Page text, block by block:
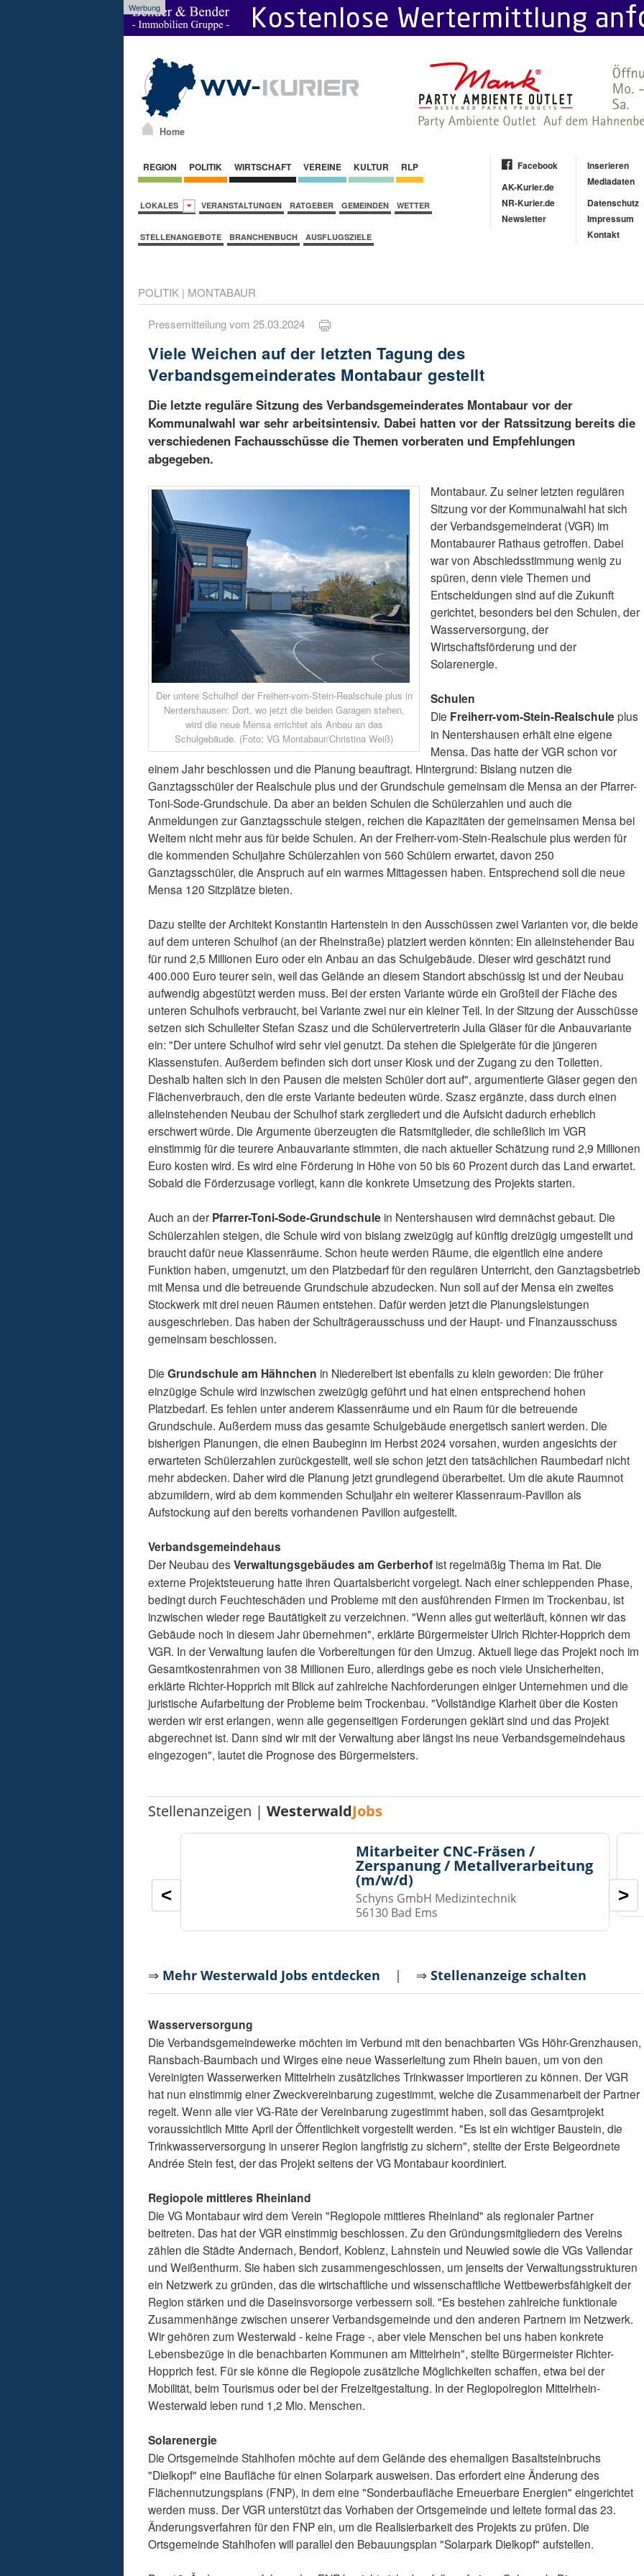
Werbung
Home
REGION POLITIK WIRTSCHAFT VEREINE KULTUR RLP
LOKALES VERANSTALTUNGEN RATGEBER GEMEINDEN WETTER
STELLENANGEBOTE BRANCHENBUCH AUSFLUGSZIELE
Facebook
AK-Kurier.de
NR-Kurier.de
Newsletter
Inserieren
Mediadaten
Datenschutz
Impressum
Kontakt
POLITIK | MONTABAUR
Pressemitteilung vom 25.03.2024
Viele Weichen auf der letzten Tagung des
Verbandsgemeinderates Montabaur gestellt
Die letzte reguläre Sitzung des Verbandsgemeinderates Montabaur vor der
Kommunalwahl war sehr arbeitsintensiv. Dabei hatten vor der Ratssitzung bereits die
verschiedenen Fachausschüsse die Themen vorberaten und Empfehlungen
abgegeben.
Der untere Schulhof der Freiherr-vom-Stein-Realschule plus in
Nentershausen: Dort, wo jetzt die beiden Garagen stehen,
wird die neue Mensa errichtet als Anbau an das
Schulgebäude. (Foto: VG Montabaur/Christina Weiß)
Montabaur. Zu seiner letzten regulären
Sitzung vor der Kommunalwahl hat sich
der Verbandsgemeinderat (VGR) im
Montabaurer Rathaus getroffen. Dabei
war von Abschiedsstimmung wenig zu
spüren, denn viele Themen und
Entscheidungen sind auf die Zukunft
gerichtet, besonders bei den Schulen, der
Wasserversorgung, der
Wirtschaftsförderung und der
Solarenergie.
Schulen
Die Freiherr-vom-Stein-Realschuleplus
in Nentershausen erhält eine eigene
Mensa. Das hatte der VGR schon vor
einem Jahr beschlossen und die Planung beauftragt. Hintergrund: Bislang nutzen die
Ganztagsschüler der Realschule plus und der Grundschule gemeinsam die Mensa an der Pfarrer-
Toni-Sode-Grundschule. Da aber an beiden Schulen die Schülerzahlen und auch die
Anmeldungen zur Ganztagsschule steigen, reichen die Kapazitäten der gemeinsamen Mensa bei
Weitem nicht mehr aus für beide Schulen. An der Freiherr-vom-Stein-Realschule plus werden für
die kommenden Schuljahre Schülerzahlen von 560 Schülern erwartet, davon 250
Ganztagsschüler, die Anspruch auf ein warmes Mittagessen haben. Entsprechend soll die neue
Mensa 120 Sitzplätze bieten.
Dazu stellte der Architekt Konstantin Hartenstein in den Ausschüssen zwei Varianten vor, die beide
auf dem unteren Schulhof (an der Rheinstraße) platziert werden könnten: Ein alleinstehender Bau
für rund 2,5 Millionen Euro oder ein Anbau an das Schulgebäude. Dieser wird geschätzt rund
400.000 Euro teurer sein, weil das Gelände an diesem Standort abschüssig ist und der Neubau
aufwendig abgestützt werden muss. Bei der ersten Variante würde ein Großteil der Fläche des
unteren Schulhofs verbraucht, bei Variante zwei nur ein kleiner Teil. In der Sitzung der Ausschüsse
setzen sich Schulleiter Stefan Szasz und die Schülervertreterin Julia Gläser für die Anbauvariante
ein: "Der untere Schulhof wird sehr viel genutzt. Da stehen die Spielgeräte für die jüngeren
Klassenstufen. Außerdem befinden sich dort unser Kiosk und der Zugang zu den Toiletten.
Deshalb halten sich in den Pausen die meisten Schüler dort auf", argumentierte Gläser gegen den
Flächenverbrauch, den die erste Variante bedeuten würde. Szasz ergänzte, dass durch einen
alleinstehenden Neubau der Schulhof stark zergliedert und die Aufsicht dadurch erheblich
erschwert würde. Die Argumente überzeugten die Ratsmitglieder, die schließlich im VGR
einstimmig für die teurere Anbauvariante stimmten, die nach aktueller Schätzung rund 2,9 Millionen
Euro kosten wird. Es wird eine Förderung in Höhe von 50 bis 60 Prozent durch das Land erwartet.
Sobald die Förderzusage vorliegt, kann die konkrete Umsetzung des Projekts starten.
Auch an der Pfarrer-Toni-Sode-Grundschule in Nentershausen wird demnächst gebaut. Die
Schülerzahlen steigen, die Schule wird von bislang zweizügig auf künftig dreizügig umgestellt und
braucht dafür neue Klassenräume. Schon heute werden Räume, die eigentlich eine andere
Funktion haben, umgenutzt, um den Platzbedarf für den regulären Unterricht, den Ganztagsbetrieb
mit Mensa und die betreuende Grundschule abzudecken. Nun soll auf der Mensa ein zweites
Stockwerk mit drei neuen Räumen entstehen. Dafür werden jetzt die Planungsleistungen
ausgeschrieben. Das haben der Schulträgerausschuss und der Haupt- und Finanzausschuss
gemeinsam beschlossen.
DieGrundschule am Hähnchen in Niederelbert ist ebenfalls zu klein geworden: Die früher
einzügige Schule wird inzwischen zweizügig geführt und hat einen entsprechend hohen
Platzbedarf. Es fehlen unter anderem Klassenräume und ein Raum für die betreuende
Grundschule. Außerdem muss das gesamte Schulgebäude energetisch saniert werden. Die
bisherigen Planungen, die einen Baubeginn im Herbst 2024 vorsahen, wurden angesichts der
erwarteten Schülerzahlen zurückgestellt, weil sie schon jetzt den tatsächlichen Raumbedarf nicht
mehr abdecken. Daher wird die Planung jetzt grundlegend überarbeitet. Um die akute Raumnot
abzumildern, wird ab dem kommenden Schuljahr ein weiterer Klassenraum-Pavillon als
Aufstockung auf den bereits vorhandenen Pavillon aufgestellt.
Verbandsgemeindehaus
Der Neubau desVerwaltungsgebäudes am Gerberhof ist regelmäßig Thema im Rat. Die
externe Projektsteuerung hatte ihren Quartalsbericht vorgelegt. Nach einer schleppenden Phase,
bedingt durch Feuchteschäden und Probleme mit den ausführenden Firmen im Trockenbau, ist
inzwischen wieder rege Bautätigkeit zu verzeichnen. "Wenn alles gut weiterläuft, können wir das
Gebäude noch in diesem Jahr übernehmen", erklärte Bürgermeister Ulrich Richter-Hopprich dem
VGR. In der Verwaltung laufen die Vorbereitungen für den Umzug. Aktuell liege das Projekt noch im
Gesamtkostenrahmen von 38 Millionen Euro, allerdings gebe es noch viele Unsicherheiten,
erklärte Richter-Hopprich mit Blick auf zahlreiche Nachforderungen einiger Unternehmen und die
juristische Aufarbeitung der Probleme beim Trockenbau. "Vollständige Klarheit über die Kosten
werden wir erst erlangen, wenn alle gegenseitigen Forderungen geklärt sind und das Projekt
abgerechnet ist. Dann sind wir mit der Verwaltung aber längst ins neue Verbandsgemeindehaus
eingezogen", lautet die Prognose des Bürgermeisters.
Stellenanzeigen |WesterwaldJobs
Mitarbeiter CNC-Fräsen /
Zerspanung / Metallverarbeitung
(m/w/d)
Schyns GmbH Medizintechnik
56130 Bad Ems
< >
⇒ Mehr Westerwald Jobs entdecken | ⇒Stellenanzeige schalten
Wasserversorgung
Die Verbandsgemeindewerke möchten im Verbund mit den benachbarten VGs Höhr-Grenzhausen,
Ransbach-Baumbach und Wirges eine neue Wasserleitung zum Rhein bauen, um von den
Vereinigten Wasserwerken Mittelrhein zusätzliches Trinkwasser importieren zu können. Der VGR
hat nun einstimmig einer Zweckvereinbarung zugestimmt, welche die Zusammenarbeit der Partner
regelt. Wenn alle vier VG-Räte der Vereinbarung zugestimmt haben, soll das Gesamtprojekt
voraussichtlich Mitte April der Öffentlichkeit vorgestellt werden. "Es ist ein wichtiger Baustein, die
Trinkwasserversorgung in unserer Region langfristig zu sichern", stellte der Erste Beigeordnete
Andrée Stein fest, der das Projekt seitens der VG Montabaur koordiniert.
Regiopole mittleres Rheinland
Die VG Montabaur wird dem Verein "Regiopole mittleres Rheinland" als regionaler Partner
beitreten. Das hat der VGR einstimmig beschlossen. Zu den Gründungsmitgliedern des Vereins
zählen die Städte Andernach, Bendorf, Koblenz, Lahnstein und Neuwied sowie die VGs Vallendar
und Weißenthurm. Sie haben sich zusammengeschlossen, um jenseits der Verwaltungsstrukturen
ein Netzwerk zu gründen, das die wirtschaftliche und wissenschaftliche Wettbewerbsfähigkeit der
Region stärken und die Daseinsvorsorge verbessern soll. "Es bestehen zahlreiche funktionale
Zusammenhänge zwischen unserer Verbandsgemeinde und den anderen Partnern im Netzwerk.
Wir gehören zum Westerwald - keine Frage -, aber viele Menschen bei uns haben konkrete
Lebensbezüge in die benachbarten Kommunen am Mittelrhein", stellte Bürgermeister Richter-
Hopprich fest. Für sie könne die Regiopole zusätzliche Möglichkeiten schaffen, etwa bei der
Mobilität, beim Tourismus oder bei der Freizeitgestaltung. In der Regiopolregion Mittelrhein-
Westerwald leben rund 1,2 Mio. Menschen.
Solarenergie
Die Ortsgemeinde Stahlhofen möchte auf dem Gelände des ehemaligen Basaltsteinbruchs
"Dielkopf" eine Baufläche für einen Solarpark ausweisen. Das erfordert eine Änderung des
Flächennutzungsplans (FNP), in dem eine "Sonderbaufläche Erneuerbare Energien" eingerichtet
werden muss. Der VGR unterstützt das Vorhaben der Ortsgemeinde und leitete formal das 23.
Änderungsverfahren für den FNP ein, um die Realisierbarkeit des Projekts zu prüfen. Die
Ortsgemeinde Stahlhofen will parallel den Bebauungsplan "Solarpark Dielkopf" aufstellen.